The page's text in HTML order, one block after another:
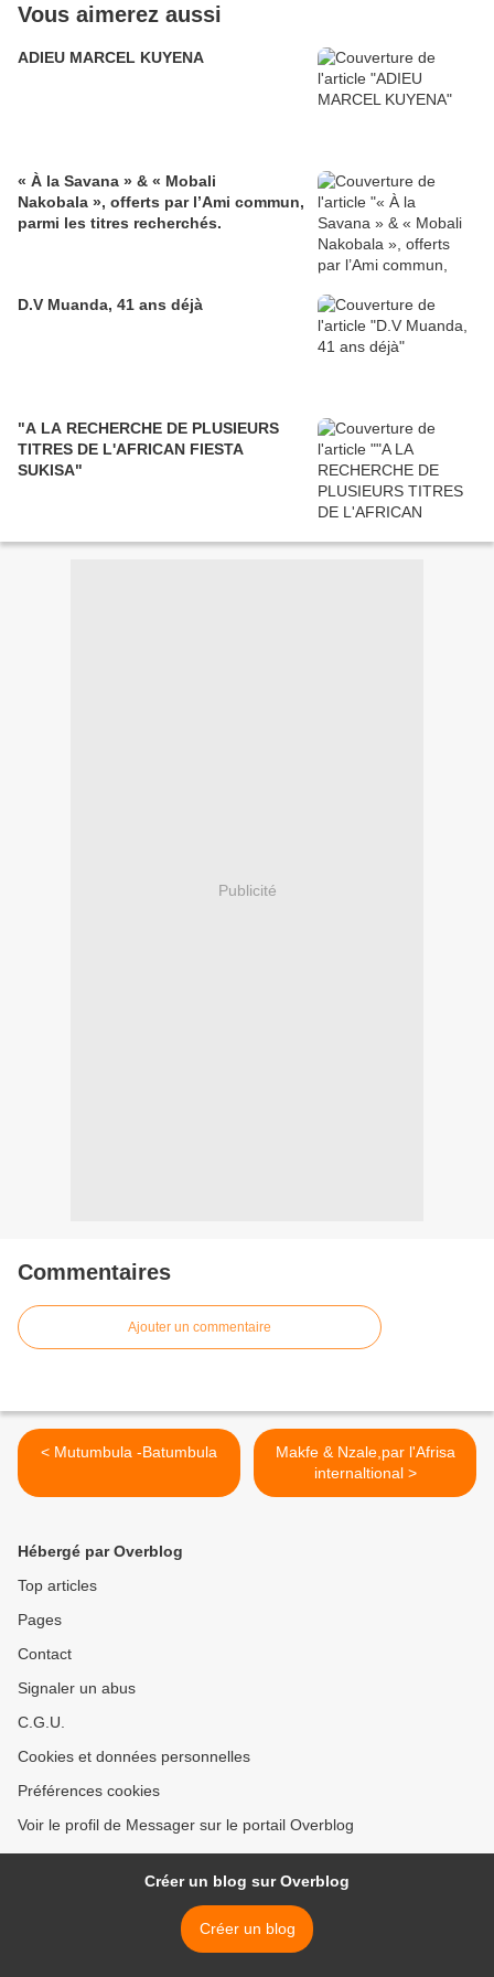
Vous aimerez aussi
ADIEU MARCEL KUYENA
« À la Savana » & « Mobali
Nakobala », offerts par l’Ami commun,
parmi les titres recherchés.
D.V Muanda, 41 ans déjà
"A LA RECHERCHE DE PLUSIEURS
TITRES DE L'AFRICAN FIESTA
SUKISA"
Publicité
Commentaires
Ajouter un commentaire
< Mutumbula -Batumbula
Makfe & Nzale,par l'Afrisa
internaltional >
Hébergé par Overblog
Top articles
Pages
Contact
Signaler un abus
C.G.U.
Cookies et données personnelles
Préférences cookies
Voir le profil de Messager sur le portail Overblog
Créer un blog sur Overblog
Créer un blog